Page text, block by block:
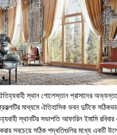
স্থান গোলেস্তান প্রাসাদের
মাধ্যমে ঐতিহাসিক ভবন দুটিকে
স্থানটির সভাপতি আফারিন ইমামি
সবচেয়ে সঠিক পদ্ধতিগুলির মধ্যে একটি